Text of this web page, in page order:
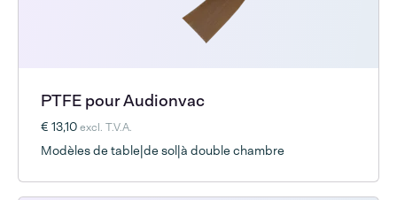
PTFE pour Audionvac
€ 13,10excl. T.V.A.
Modèles de table|de sol|à double chambre